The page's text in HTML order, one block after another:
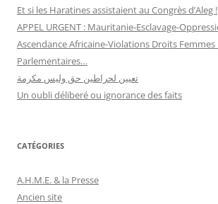
Et si les Haratines assistaient au Congrès d’Aleg !
APPEL URGENT : Mauritanie-Esclavage-
Ascendance Africaine-Violations Droits Femmes
Parlementaires…
تعيين لحراطين حق وليس مكرمة
Un oubli déliberé ou ignorance des faits
CATÉGORIES
A.H.M.E. & la Presse
Ancien site